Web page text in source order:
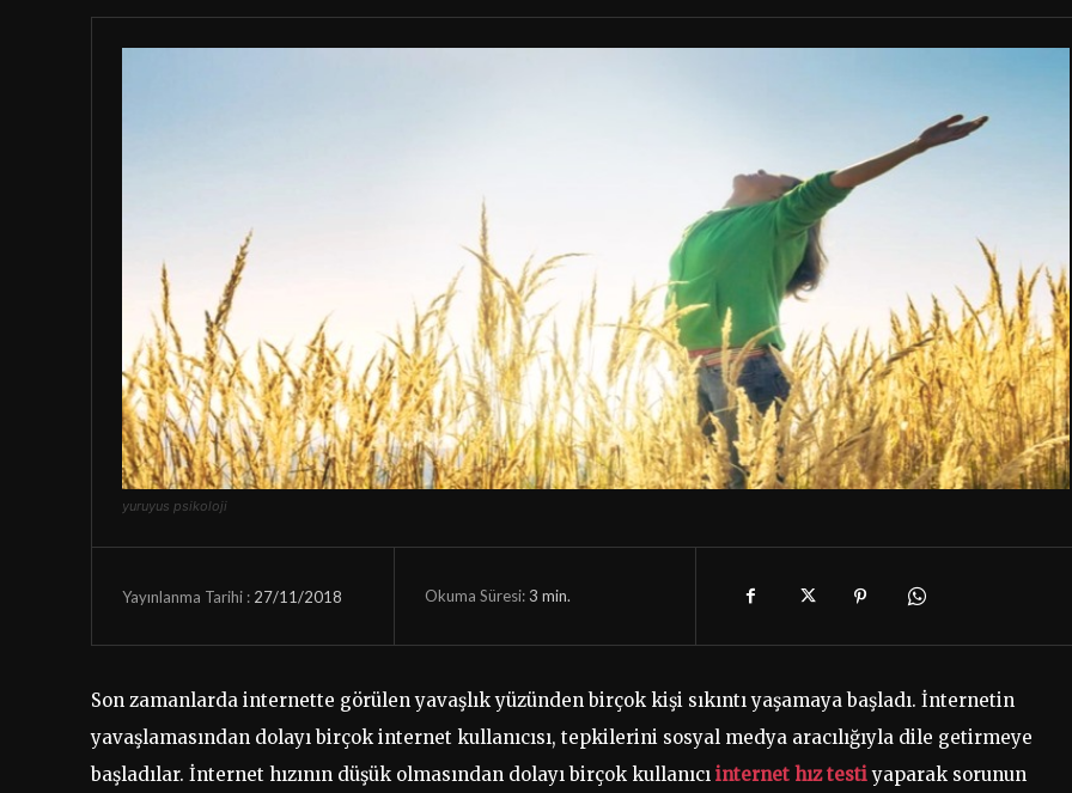
yuruyus psikoloji
Yayınlanma Tarihi : 27/11/2018 Okuma Süresi:3 min.
Son zamanlarda internette görülen yavaşlık yüzünden birçok kişi sıkıntı yaşamaya başladı. İnternetin
yavaşlamasından dolayı birçok internet kullanıcısı, tepkilerini sosyal medya aracılığıyla dile getirmeye
başladılar. İnternet hızının düşük olmasından dolayı birçok kullanıcı internet hız testiyaparak sorunun